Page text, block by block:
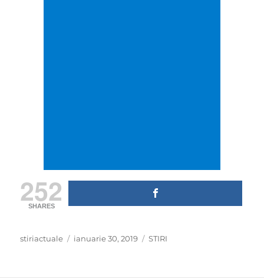
252
SHARES
Author
stiriactuale
Posted
ianuarie 30, 2019 Categories
STIRI